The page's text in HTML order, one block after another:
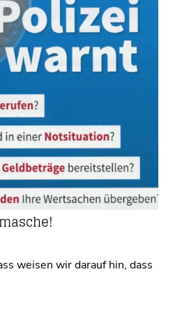
weisen wir darauf hin, dass